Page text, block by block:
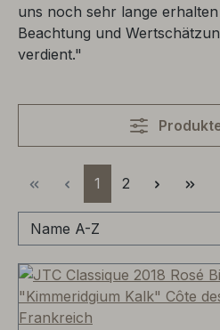
uns noch sehr lange
Beachtung und
verdient."
Seite
1 Seite
2